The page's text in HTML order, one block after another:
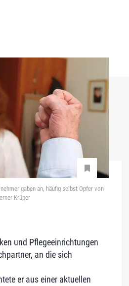
gaben an, häufig selbst Opfer von
Krüper
und Pflegeeinrichtungen
an die sich
er aus einer aktuellen